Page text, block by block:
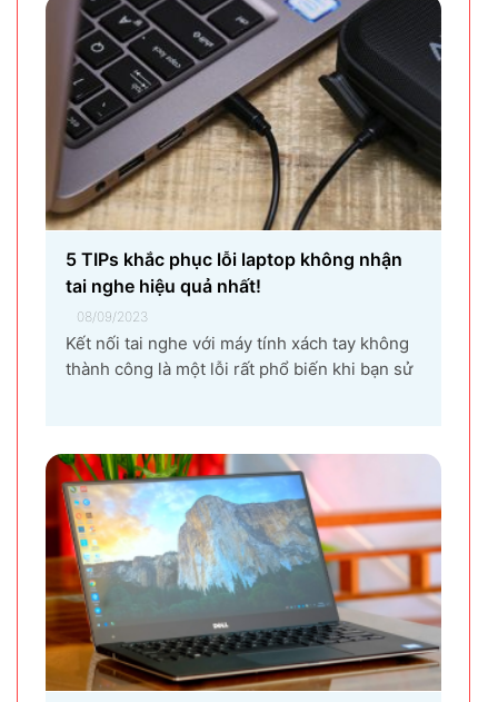
nông nay trở thành...
5 TIPs khắc phục lỗi laptop không nhận
tai nghe hiệu quả nhất!
08/09/2023
Kết nối tai nghe với máy tính xách tay không
thành công là một lỗi rất phổ biến khi bạn sử
máy tính...